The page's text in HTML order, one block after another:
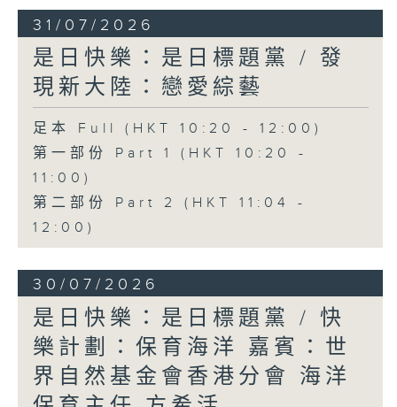
31/07/2026
是日快樂：是日標題黨 / 發
現新大陸：戀愛綜藝
足本 Full (HKT 10:20 - 12:00)
第一部份 Part 1 (HKT 10:20 -
11:00)
第二部份 Part 2 (HKT 11:04 -
12:00)
30/07/2026
是日快樂：是日標題黨 / 快
樂計劃：保育海洋 嘉賓：世
界自然基金會香港分會 海洋